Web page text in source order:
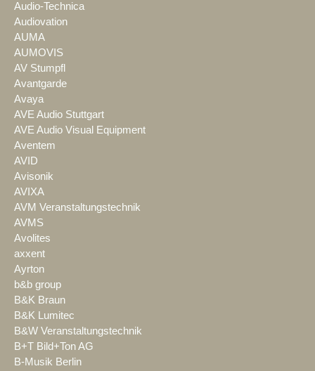
Audio-Technica
Audiovation
AUMA
AUMOVIS
AV Stumpfl
Avantgarde
Avaya
AVE Audio Stuttgart
AVE Audio Visual Equipment
Aventem
AVID
Avisonik
AVIXA
AVM Veranstaltungstechnik
AVMS
Avolites
axxent
Ayrton
b&b group
B&K Braun
B&K Lumitec
B&W Veranstaltungstechnik
B+T Bild+Ton AG
B-Musik Berlin